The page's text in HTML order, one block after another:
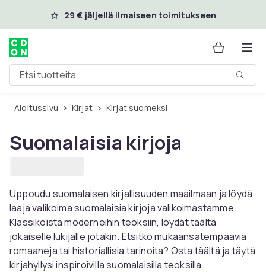
Ohita ja siirry pääsisältöön
29 € jäljellä ilmaiseen toimitukseen
Etsi tuotteita
Aloitussivu Kirjat Kirjat suomeksi
Suomalaisia ​​kirjoja
Uppoudu suomalaisen kirjallisuuden maailmaan ja löydä
laaja valikoima suomalaisia ​​kirjoja valikoimastamme.
Klassikoista moderneihin teoksiin, löydät täältä
jokaiselle lukijalle jotakin. Etsitkö mukaansatempaavia
romaaneja tai historiallisia tarinoita? Osta täältä ja täytä
kirjahyllysi inspiroivilla suomalaisilla teoksilla.